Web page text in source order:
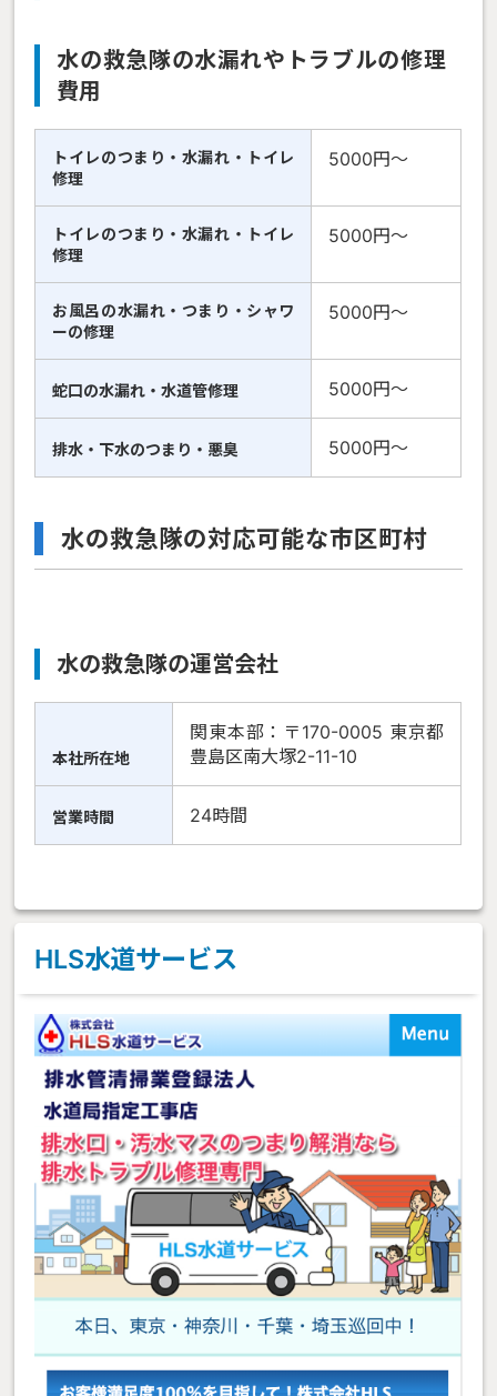
水の救急隊の水漏れやトラブルの修理
費用
トイレのつまり・水漏れ・トイレ
修理
5000円〜
トイレのつまり・水漏れ・トイレ
修理
5000円〜
お風呂の水漏れ・つまり・シャワ
ーの修理
5000円〜
蛇口の水漏れ・水道管修理 5000円〜
排水・下水のつまり・悪臭 5000円〜
水の救急隊の対応可能な市区町村
水の救急隊の運営会社
本社所在地
関東本部：〒170-0005 東京都
豊島区南大塚2-11-10
営業時間 24時間
HLS水道サービス